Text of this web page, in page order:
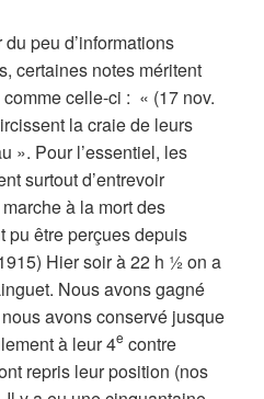
du peu d’informations
certaines notes méritent
celle-ci : « (17 nov.
la craie de leurs
». Pour l’essentiel, les
surtout d’entrevoir
à la mort des
pu être perçues depuis
Hier soir à 22 h ½ on a
Nous avons gagné
avons conservé jusque
à leur 4e contre
repris leur position (nos